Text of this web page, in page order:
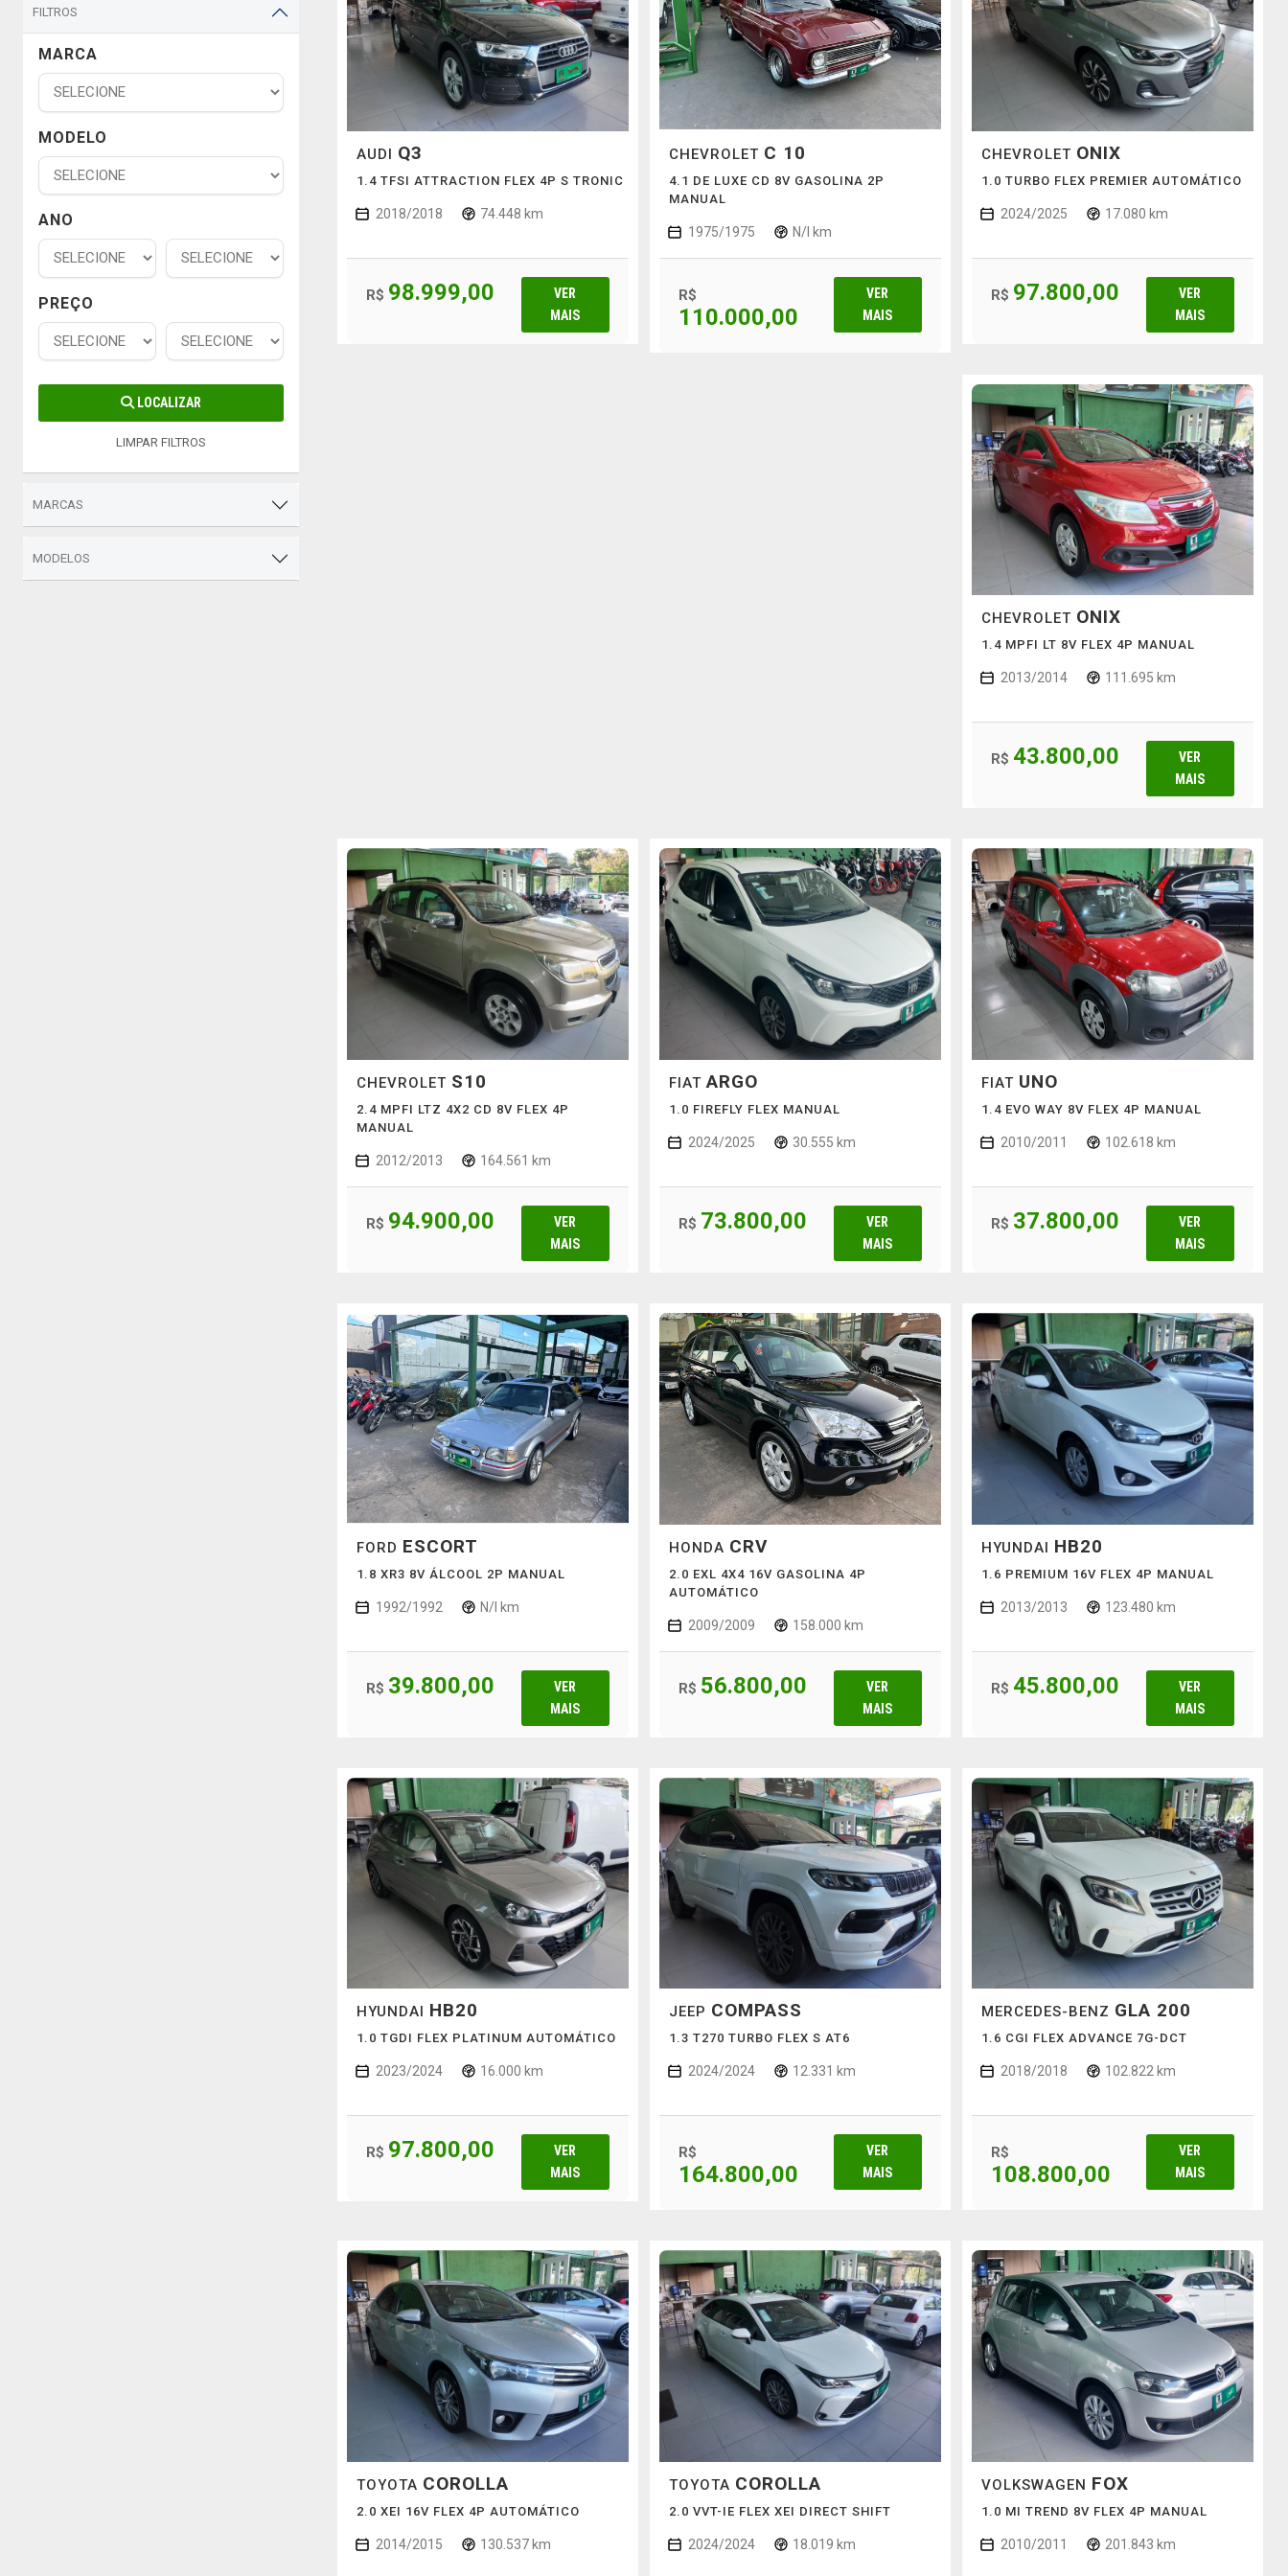
FILTROS
MARCA
MODELO
ANO
PREÇO
LOCALIZAR
LIMPAR FILTROS
MARCAS
MODELOS
AUDI Q3
1.4 TFSI ATTRACTION FLEX 4P S TRONIC
2018/2018 74.448 km
R$ 98.999,00
VER
MAIS
CHEVROLET C 10
4.1 DE LUXE CD 8V GASOLINA 2P
MANUAL
1975/1975 N/I km
R$
110.000,00
VER
MAIS
CHEVROLET ONIX
1.0 TURBO FLEX PREMIER AUTOMÁTICO
2024/2025 17.080 km
R$ 97.800,00
VER
MAIS
CHEVROLET ONIX
1.4 MPFI LT 8V FLEX 4P MANUAL
2013/2014 111.695 km
R$ 43.800,00
VER
MAIS
CHEVROLET S10
2.4 MPFI LTZ 4X2 CD 8V FLEX 4P
MANUAL
2012/2013 164.561 km
R$ 94.900,00
VER
MAIS
FIATARGO
1.0 FIREFLY FLEX MANUAL
2024/2025 30.555 km
R$ 73.800,00
VER
MAIS
FIAT UNO
1.4 EVO WAY 8V FLEX 4P MANUAL
2010/2011 102.618 km
R$ 37.800,00
VER
MAIS
FORD ESCORT
1.8 XR3 8V ÁLCOOL 2P MANUAL
1992/1992 N/I km
R$ 39.800,00
VER
MAIS
HONDA CRV
2.0 EXL 4X4 16V GASOLINA 4P
AUTOMÁTICO
2009/2009 158.000 km
R$ 56.800,00
VER
MAIS
HYUNDAI HB20
1.6 PREMIUM 16V FLEX 4P MANUAL
2013/2013 123.480 km
R$ 45.800,00
VER
MAIS
HYUNDAI HB20
1.0 TGDI FLEX PLATINUM AUTOMÁTICO
2023/2024 16.000 km
R$ 97.800,00
VER
MAIS
JEEP COMPASS
1.3 T270 TURBO FLEX S AT6
2024/2024 12.331 km
R$
164.800,00
VER
MAIS
MERCEDES-BENZ GLA 200
1.6 CGI FLEX ADVANCE 7G-DCT
2018/2018 102.822 km
R$
108.800,00
VER
MAIS
TOYOTA COROLLA
2.0 XEI 16V FLEX 4P AUTOMÁTICO
2014/2015 130.537 km
TOYOTA COROLLA
2.0 VVT-IE FLEX XEI DIRECT SHIFT
2024/2024 18.019 km
VOLKSWAGEN FOX
1.0 MI TREND 8V FLEX 4P MANUAL
2010/2011 201.843 km